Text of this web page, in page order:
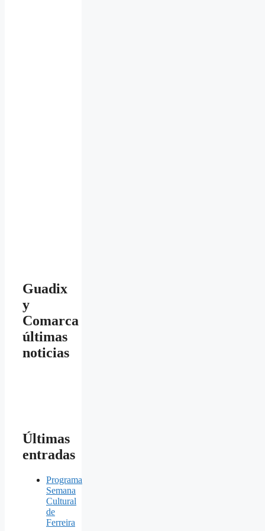
Guadix
y
Comarca
últimas
noticias
Últimas
entradas
Programa
Semana
Cultural
de
Ferreira